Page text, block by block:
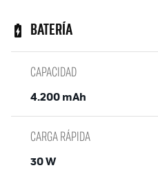
BATERÍA
CAPACIDAD
4.200 mAh
CARGA RÁPIDA
30 W